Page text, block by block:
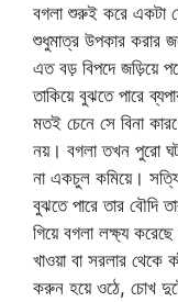
বগলা শুরুই করে একটা
শুধুমাত্র উপকার করার
এত বড় বিপদে জড়িয়ে
তাকিয়ে বুঝতে পারে
মতই চেনে সে বিনা
নয়। বগলা তখন পুরো
না একচুল কমিয়ে।
বুঝতে পারে তার বৌদি
গিয়ে বগলা লক্ষ্য করেছে
খাওয়া বা সরলার থেকে
করুন হয়ে ওঠে, চোখ